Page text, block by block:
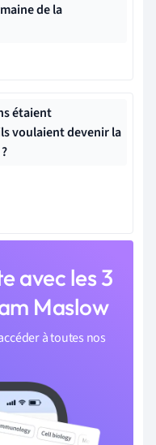
de la
étaient
voulaient devenir la
avec les 3
Maslow
à toutes nos